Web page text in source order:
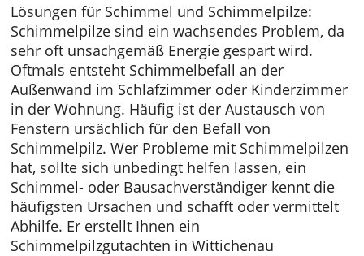
Lösungen für Schimmel und Schimmelpilze:
Schimmelpilze sind ein wachsendes Problem, da
sehr oft unsachgemäß Energie gespart wird.
Oftmals entsteht Schimmelbefall an der
Außenwand im Schlafzimmer oder Kinderzimmer
in der Wohnung. Häufig ist der Austausch von
Fenstern ursächlich für den Befall von
Schimmelpilz. Wer Probleme mit Schimmelpilzen
hat, sollte sich unbedingt helfen lassen, ein
Schimmel- oder Bausachverständiger kennt die
häufigsten Ursachen und schafft oder vermittelt
Abhilfe. Er erstellt Ihnen ein
Schimmelpilzgutachten in Wittichenau